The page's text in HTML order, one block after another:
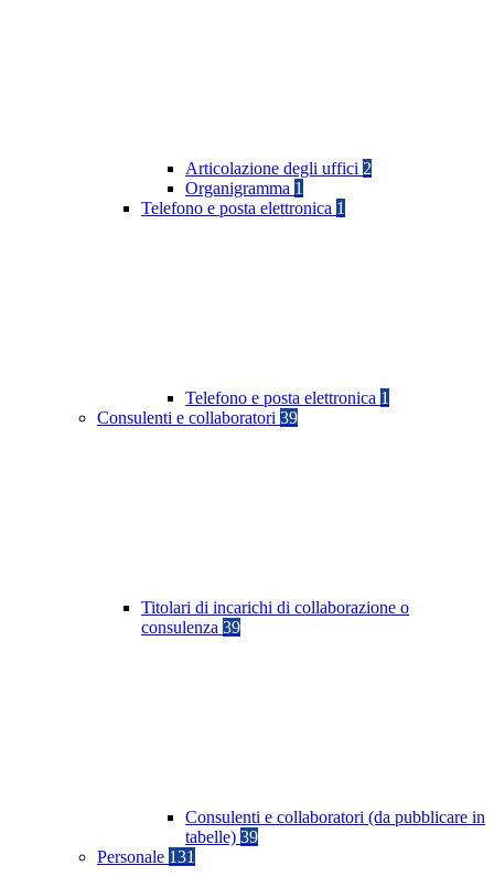
Articolazione degli uffici 2
Organigramma 1
Telefono e posta elettronica 1
Telefono e posta elettronica 1
Consulenti e collaboratori 39
Titolari di incarichi di collaborazione o
consulenza 39
Consulenti e collaboratori (da pubblicare in
tabelle) 39
Personale 131